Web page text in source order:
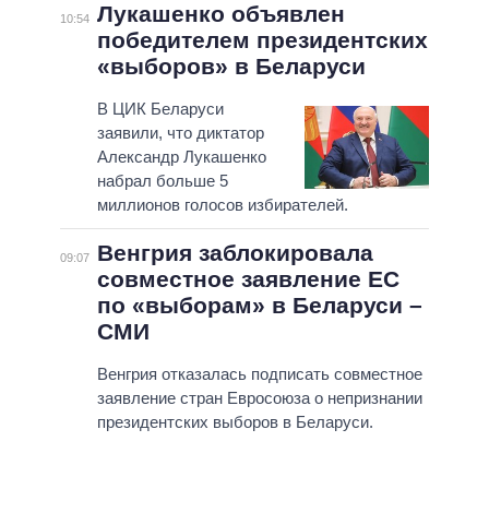
10:54 Лукашенко объявлен
победителем президентских
«выборов» в Беларуси
В ЦИК Беларуси
заявили, что диктатор
Александр Лукашенко
набрал больше 5
миллионов голосов избирателей.
09:07
Венгрия заблокировала
совместное заявление ЕС
по «выборам» в Беларуси –
СМИ
Венгрия отказалась подписать совместное
заявление стран Евросоюза о непризнании
президентских выборов в Беларуси.